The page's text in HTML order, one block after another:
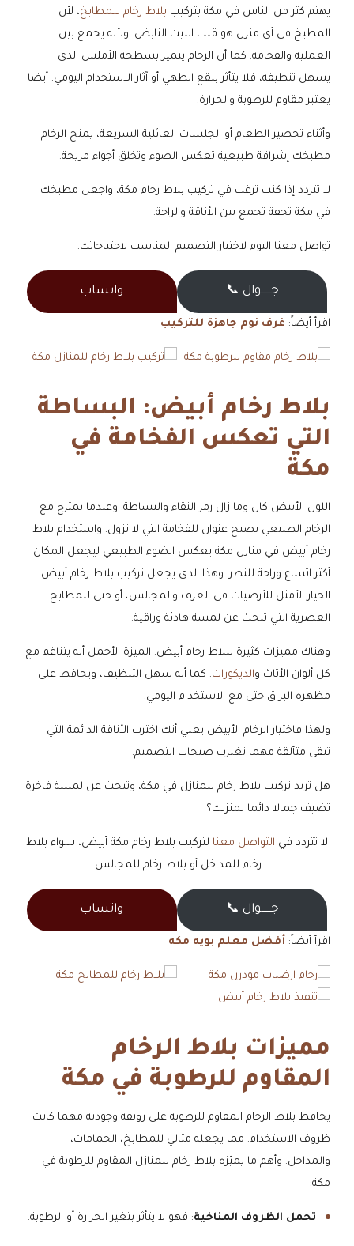
يهتم كثر من الناس في مكة بتركيب بلاط رخام للمطابخ، لأن
المطبخ في أي منزل هو قلب البيت النابض. ولأنه يجمع بين
العملية والفخامة. كما أن الرخام يتميز بسطحه الأملس الذي
يسهل تنظيفه، فلا يتأثر ببقع الطهي أو آثار الاستخدام اليومي. أيضا
يعتبر مقاوم للرطوبة والحرارة.
وأثناء تحضير الطعام أو الجلسات العائلية السريعة، يمنح الرخام
مطبخك إشراقة طبيعية تعكس الضوء وتخلق أجواء مريحة.
لا تتردد إذا كنت ترغب في تركيب بلاط رخام مكة، واجعل مطبخك
في مكة تحفة تجمع بين الأناقة والراحة.
تواصل معنا اليوم لاختيار التصميم المناسب لاحتياجاتك.
جــــــوال 📞 واتساب
اقرأ أيضاً: غرف نوم جاهزة للتركيب
بلاط رخام أبيض: البساطة
التي تعكس الفخامة في
مكة
اللون الأبيض كان وما زال رمز النقاء والبساطة. وعندما يمتزج مع
الرخام الطبيعي يصبح عنوان للفخامة التي لا تزول. واستخدام بلاط
رخام أبيض في منازل مكة يعكس الضوء الطبيعي ليجعل المكان
أكثر اتساع وراحة للنظر. وهذا الذي يجعل تركيب بلاط رخام أبيض
الخيار الأمثل للأرضيات في الغرف والمجالس، أو حتى للمطابخ
العصرية التي تبحث عن لمسة هادئة وراقية.
وهناك مميزات كثيرة لبلاط رخام أبيض. الميزة الأجمل أنه يتناغم مع
كل ألوان الأثاث والديكورات. كما أنه سهل التنظيف، ويحافظ على
مظهره البراق حتى مع الاستخدام اليومي.
ولهذا فاختيار الرخام الأبيض يعني أنك اخترت الأناقة الدائمة التي
تبقى متألقة مهما تغيرت صيحات التصميم.
هل تريد تركيب بلاط رخام للمنازل في مكة، وتبحث عن لمسة فاخرة
تضيف جمالا دائما لمنزلك؟
لا تتردد في التواصل معنا لتركيب بلاط رخام مكة أبيض، سواء بلاط
رخام للمداخل أو بلاط رخام للمجالس.
جــــــوال 📞 واتساب
اقرأ أيضاً: أفضل معلم بويه مكه
مميزات بلاط الرخام
المقاوم للرطوبة في مكة
يحافظ بلاط الرخام المقاوم للرطوبة على رونقه وجودته مهما كانت
ظروف الاستخدام. مما يجعله مثالي للمطابخ، الحمامات،
والمداخل. وأهم ما يميّزه بلاط رخام للمنازل المقاوم للرطوبة في
مكة:
تحمل الظروف المناخية: فهو لا يتأثر بتغير الحرارة أو الرطوبة.